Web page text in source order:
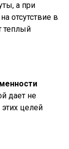
а при
отсутствие в
теплый
дает не
целей